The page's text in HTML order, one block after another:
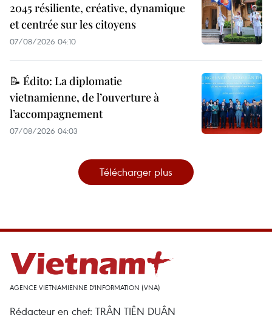
2045 résiliente, créative, dynamique
et centrée sur les citoyens
07/08/2026 04:10
📝 Édito: La diplomatie
vietnamienne, de l’ouverture à
l’accompagnement
07/08/2026 04:03
Télécharger plus
AGENCE VIETNAMIENNE D'INFORMATION (VNA)
Rédacteur en chef: TRÂN TIÊN DUÂN